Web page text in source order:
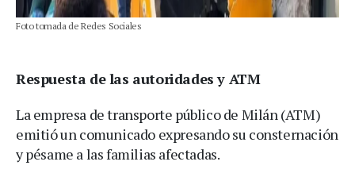
Foto tomada de Redes Sociales
Respuesta de las autoridades y ATM
La empresa de transporte público de Milán (ATM)
emitió un comunicado expresando su consternación
y pésame a las familias afectadas.